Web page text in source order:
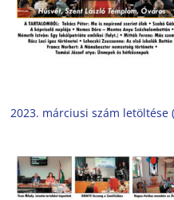
2023. márciusi szám letöltése